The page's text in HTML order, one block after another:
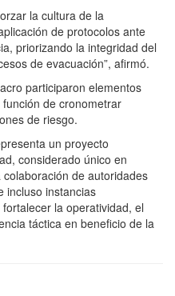
la cultura de la
de protocolos ante
priorizando la integridad del
de evacuación”, afirmó.
participaron elementos
de cronometrar
de riesgo.
un proyecto
considerado único en
de autoridades
incluso instancias
la operatividad, el
táctica en beneficio de la